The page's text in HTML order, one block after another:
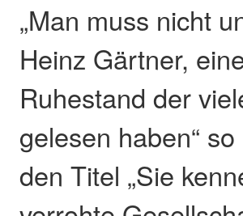
„Man muss nicht
Heinz Gärtner,
Ruhestand der
gelesen haben“
den Titel „Sie